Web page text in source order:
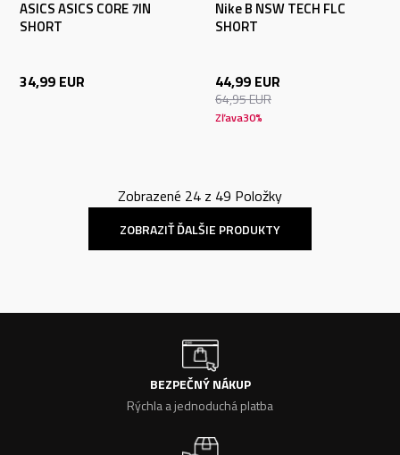
ASICS ASICS CORE 7IN
SHORT
34,99 EUR
Nike B NSW TECH FLC
SHORT
44,99 EUR
64,95EUR
Zľava30%
Zobrazené 24 z 49 Položky
ZOBRAZIŤ ĎALŠIE PRODUKTY
BEZPEČNÝ NÁKUP
Rýchla a jednoduchá platba